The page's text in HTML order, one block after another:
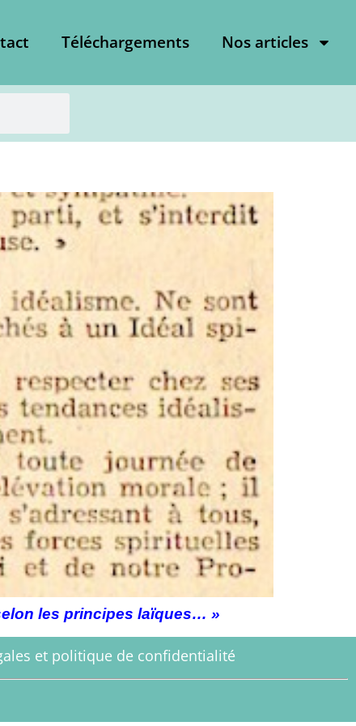
Téléchargements Nos articles
les principes laïques… »
et politique de confidentialité